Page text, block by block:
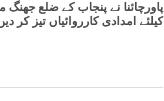
پاورچائنا نے پنجاب کے ضلع جھنگ
کیلئے امدادی کارروائیاں تیز کر